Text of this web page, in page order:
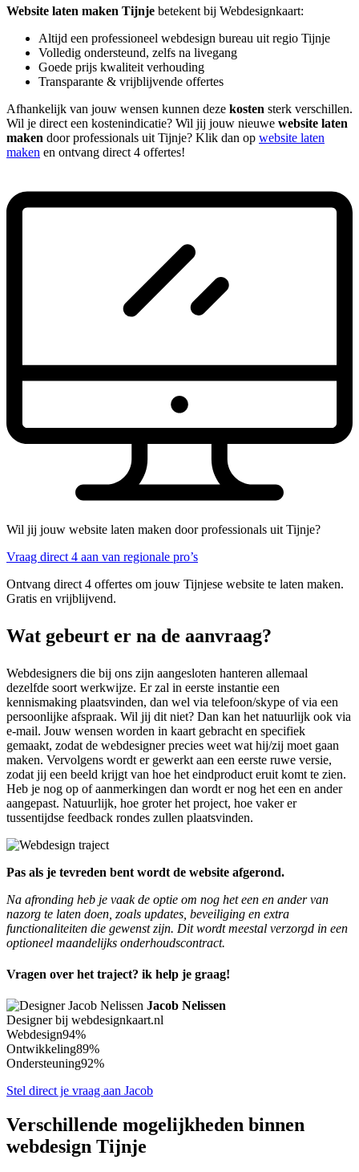
Website laten maken Tijnje betekent bij Webdesignkaart:
Altijd een professioneel webdesign bureau uit regio Tijnje
Volledig ondersteund, zelfs na livegang
Goede prijs kwaliteit verhouding
Transparante & vrijblijvende offertes
Afhankelijk van jouw wensen kunnen deze kosten sterk verschillen.
Wil je direct een kostenindicatie? Wil jij jouw nieuwe website laten
maken door professionals uit Tijnje? Klik dan op website laten
maken en ontvang direct 4 offertes!
Wil jij jouw website laten maken door professionals uit Tijnje?
Vraag direct 4 aan van regionale pro’s
Ontvang direct 4 offertes om jouw Tijnjese website te laten maken.
Gratis en vrijblijvend.
Wat gebeurt er na de aanvraag?
Webdesigners die bij ons zijn aangesloten hanteren allemaal
dezelfde soort werkwijze. Er zal in eerste instantie een
kennismaking plaatsvinden, dan wel via telefoon/skype of via een
persoonlijke afspraak. Wil jij dit niet? Dan kan het natuurlijk ook via
e-mail. Jouw wensen worden in kaart gebracht en specifiek
gemaakt, zodat de webdesigner precies weet wat hij/zij moet gaan
maken. Vervolgens wordt er gewerkt aan een eerste ruwe versie,
zodat jij een beeld krijgt van hoe het eindproduct eruit komt te zien.
Heb je nog op of aanmerkingen dan wordt er nog het een en ander
aangepast. Natuurlijk, hoe groter het project, hoe vaker er
tussentijdse feedback rondes zullen plaatsvinden.
Pas als je tevreden bent wordt de website afgerond.
Na afronding heb je vaak de optie om nog het een en ander van
nazorg te laten doen, zoals updates, beveiliging en extra
functionaliteiten die gewenst zijn. Dit wordt meestal verzorgd in een
optioneel maandelijks onderhoudscontract.
Vragen over het traject? ik help je graag!
Jacob Nelissen
Designer bij webdesignkaart.nl
Webdesign94%
Ontwikkeling89%
Ondersteuning92%
Stel direct je vraag aan Jacob
Verschillende mogelijkheden binnen
webdesign Tijnje